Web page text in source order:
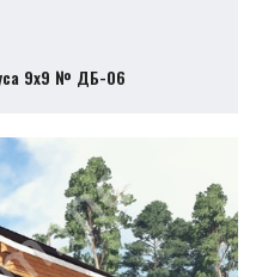
9х9 № ДБ-06